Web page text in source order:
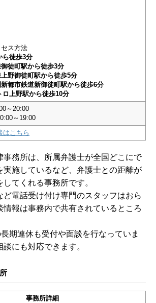
ス方法
ら徒歩3分
徒町駅から徒歩3分
野御徒町駅から徒歩5分
都市鉄道新御徒町駅から徒歩6分
上野駅から徒歩10分
～20:00
～19:00
はこちら
事務所は、所属弁護士が全国どこにで
実施しているなど、弁護士との距離が
てくれる事務所です。
ど電話受け付け専門のスタッフはおら
情報は事務内で共有されているところ
期連休も受付や面談を行なっていま
にも対応できます。
事務所詳細